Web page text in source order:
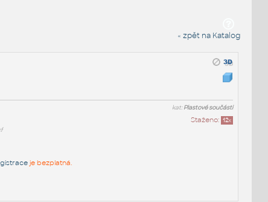
« zpět na Katalog
kat:Plastové součásti
Staženo: 12x
je bezplatná.